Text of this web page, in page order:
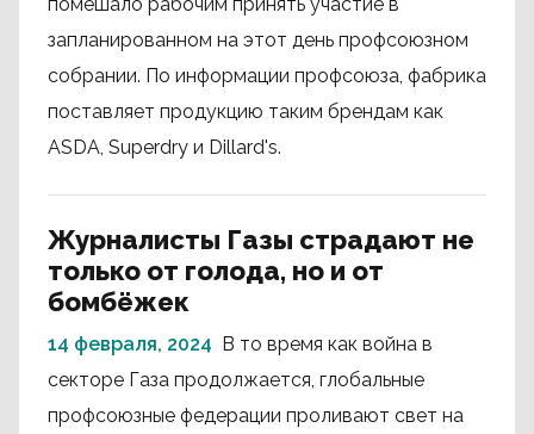
запланированном на этот день профсоюзном
собрании. По информации профсоюза, фабрика
поставляет продукцию таким брендам как
ASDA, Superdry и Dillard's.
Журналисты Газы страдают не
только от голода, но и от
бомбёжек
14 февраля, 2024 В то время как война в
секторе Газа продолжается, глобальные
профсоюзные федерации проливают свет на